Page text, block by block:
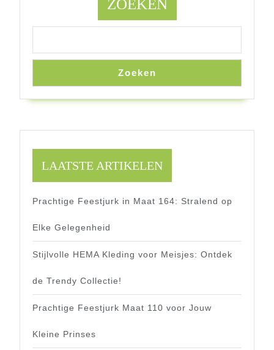
ZOEKEN
Zoeken
LAATSTE ARTIKELEN
Prachtige Feestjurk in Maat 164: Stralend op
Elke Gelegenheid
Stijlvolle HEMA Kleding voor Meisjes: Ontdek
de Trendy Collectie!
Prachtige Feestjurk Maat 110 voor Jouw
Kleine Prinses